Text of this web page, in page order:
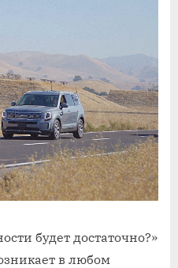
будет достаточно?»
в любом